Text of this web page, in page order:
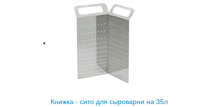
Книжка - сито для сыроварни на 35л